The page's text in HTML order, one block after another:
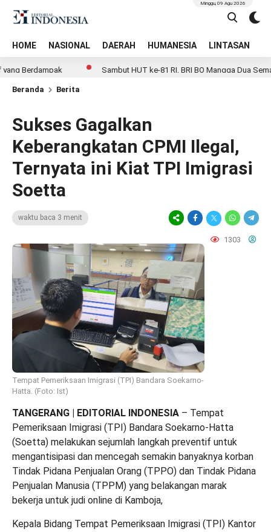
HOME NASIONAL DAERAH HUMANESIA LINTASAN
Minggu, 09 Agu 2026
Sambut HUT ke-81 RI, BRI BO Mangga Dua
Beranda Berita
Sukses Gagalkan
Keberangkatan CPMI Ilegal,
Ternyata ini Kiat TPI Imigrasi
Soetta
waktu baca 3 menit
1303
Tempat Pemeriksaan Imigrasi (TPI) Bandara Soekarno-
Hatta. (Foto: Ist)
TANGERANG | EDITORIAL INDONESIA – Tempat
Pemeriksaan Imigrasi (TPI) Bandara Soekarno-Hatta
(Soetta) melakukan sejumlah langkah preventif untuk
mengantisipasi dan mencegah semakin banyaknya korban
Tindak Pidana Penjualan Orang (TPPO) dan Tindak Pidana
Penjualan Manusia (TPPM) yang belakangan marak
bekerja untuk judi online di Kamboja,
Kepala Bidang Tempat Pemeriksaan Imigrasi (TPI) Kantor